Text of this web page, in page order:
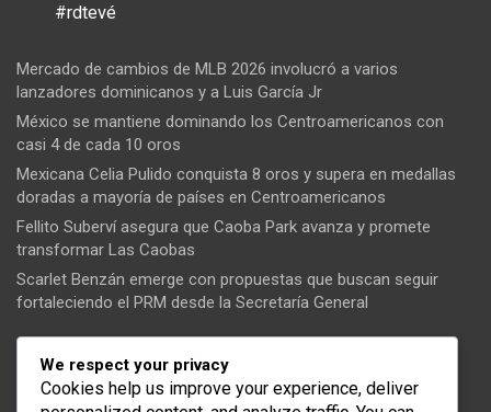
#rdtevé
Mercado de cambios de MLB 2026 involucró a varios
lanzadores dominicanos y a Luis García Jr
México se mantiene dominando los Centroamericanos con
casi 4 de cada 10 oros
Mexicana Celia Pulido conquista 8 oros y supera en medallas
doradas a mayoría de países en Centroamericanos
Fellito Suberví asegura que Caoba Park avanza y promete
transformar Las Caobas
Scarlet Benzán emerge con propuestas que buscan seguir
fortaleciendo el PRM desde la Secretaría General
Tendencias
We respect your privacy
Cookies help us improve your experience, deliver